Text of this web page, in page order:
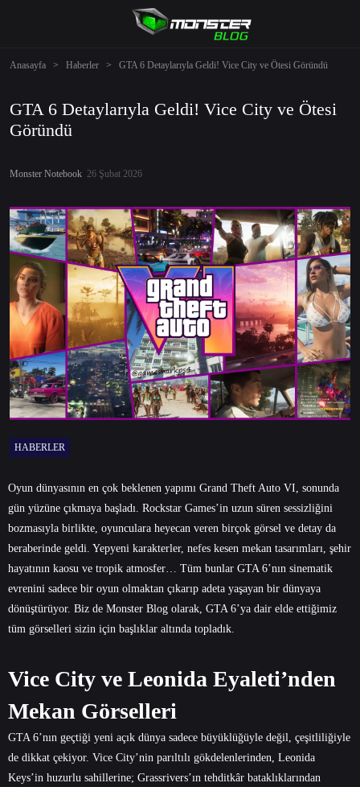
Anasayfa > Haberler > GTA 6 Detaylarıyla Geldi! Vice City ve Ötesi Göründü
GTA 6 Detaylarıyla Geldi! Vice City ve Ötesi
Göründü
Monster Notebook 26 Şubat 2026
HABERLER
Oyun dünyasının en çok beklenen yapımı Grand Theft Auto VI, sonunda
gün yüzüne çıkmaya başladı. Rockstar Games’in uzun süren sessizliğini
bozmasıyla birlikte, oyunculara heyecan veren birçok görsel ve detay da
beraberinde geldi. Yepyeni karakterler, nefes kesen mekan tasarımları, şehir
hayatının kaosu ve tropik atmosfer… Tüm bunlar GTA 6’nın sinematik
evrenini sadece bir oyun olmaktan çıkarıp adeta yaşayan bir dünyaya
dönüştürüyor. Biz de Monster Blog olarak, GTA 6’ya dair elde ettiğimiz
tüm görselleri sizin için başlıklar altında topladık.
Vice City ve Leonida Eyaleti’nden
Mekan Görselleri
GTA 6’nın geçtiği yeni açık dünya sadece büyüklüğüyle değil, çeşitliliğiyle
de dikkat çekiyor. Vice City’nin parıltılı gökdelenlerinden, Leonida
Keys’in huzurlu sahillerine; Grassrivers’ın tehditkâr bataklıklarından